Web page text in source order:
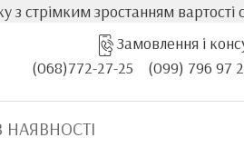
зростанням вартості
Замовлення і
(068)772-27-25
(099) 796 97
НАЯВНОСТІ